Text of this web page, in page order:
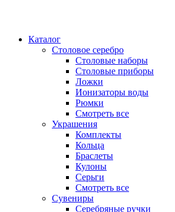
Каталог
Столовое серебро
Столовые наборы
Столовые приборы
Ложки
Ионизаторы воды
Рюмки
Смотреть все
Украшения
Комплекты
Кольца
Браслеты
Кулоны
Серьги
Смотреть все
Сувениры
Серебряные ручки